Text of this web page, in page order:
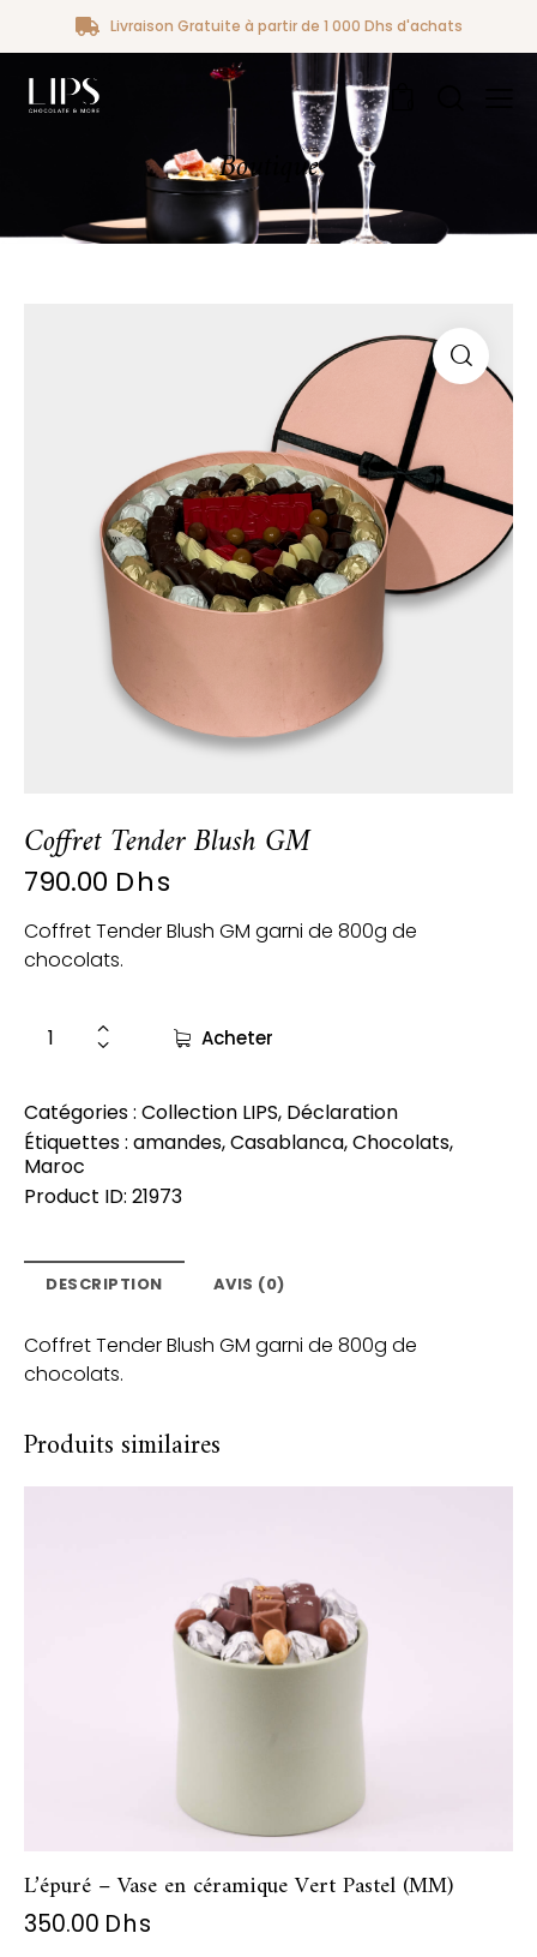
Livraison Gratuite à partir de 1 000 Dhs d'achats
Boutique
Coffret Tender Blush GM
790.00 Dhs
Coffret Tender Blush GM garni de 800g de
chocolats.
Acheter
Catégories : Collection LIPS, Déclaration
Étiquettes : amandes,Casablanca,Chocolats,
Maroc
Product ID: 21973
DESCRIPTION AVIS (0)
Coffret Tender Blush GM garni de 800g de
chocolats.
Produits similaires
L’épuré – Vase en céramique Vert Pastel (MM)
350.00 Dhs